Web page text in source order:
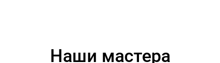
Наши мастера